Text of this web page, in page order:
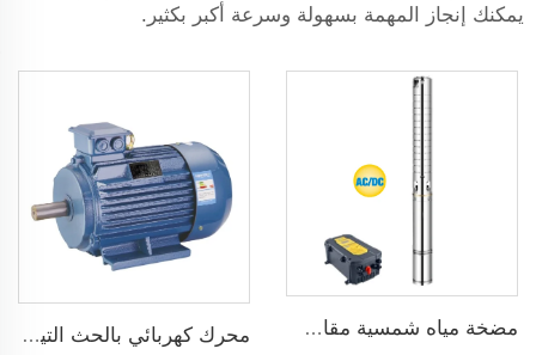
يمكنك إنجاز المهمة بسهولة وسرعة أكبر بكثير.
مضخة مياه شمسية مقاس 3 بوصة ذات شفرة من الفولاذ المقاوم للصدأ لري الزراعة محرك كهربائي بالحث التيار المتردد ثلاثي الطور 1500 دورة في الدقيقة إدخال 2.2KW 3HP خرج جينيراتور ثلاثي الطور للبديل